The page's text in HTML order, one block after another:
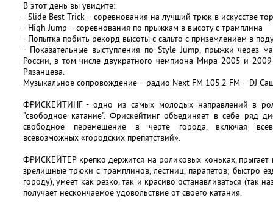
В этот день вы увидите:
- Slide Best Trick – соревнования на лучший трюк в искусстве
- High Jump – соревнования по прыжкам в высоту с трамплина
- Попытка побить рекорд высоты с сальто с приземлением в
- Показательные выступления по Style Jump, прыжки через
России, в том числе двукратного чемпиона Мира 2005 и
Рязанцева.
Музыкальное сопровождение – радио Next FM 105.2 FM – DJ
ФРИСКЕЙТИНГ - одно из самых молодых направлений в
"свободное катание". Фрискейтинг объединяет в себе ряд
свободное перемещение в черте города, включая
всевозможных «городских препятствий».
ФРИСКЕЙТЕР крепко держится на роликовых коньках, прыгает
зрелищные трюки с трамплинов, лестниц, парапетов; быстро
городу), умеет как резко, так и красиво останавливаться (так
получает нескончаемое удовольствие от своего катания.